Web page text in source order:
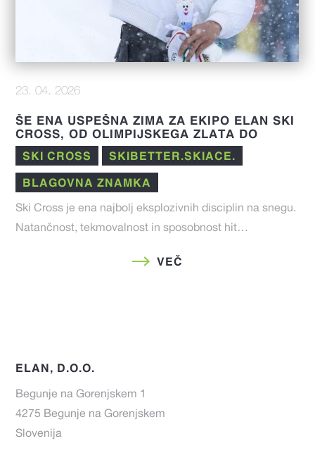
23. 04. 2026
ŠE ENA USPEŠNA ZIMA ZA EKIPO ELAN SKI
CROSS, OD OLIMPIJSKEGA ZLATA DO
IZJEMNIH REZULTATOV V FIS SEZONI 25/26
SKI CROSS SKIBETTER.SKIACE.
BLAGOVNA ZNAMKA
Ski Cross je ena najbolj eksplozivnih disciplin na snegu.
Natančnost, tekmovalnost in sposobnost hit…
VEČ
ELAN, D.O.O.
Begunje na Gorenjskem 1
4275 Begunje na Gorenjskem
Slovenija